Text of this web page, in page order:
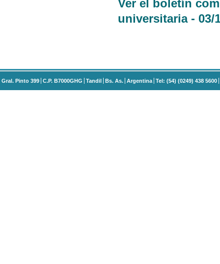
Ver el boletín
universitaria - 03/
Gral. Pinto 399 C.P. B7000GHG Tandil Bs. As. Argentina Tel: (54) (0249) 438 5600